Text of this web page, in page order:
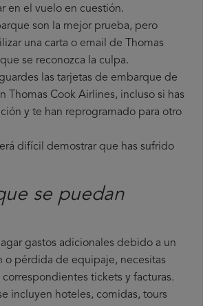
en el vuelo en cuestión.
son la mejor prueba, pero
una carta o email de Thomas
se reconozca la culpa.
las tarjetas de embarque de
Thomas Cook Airlines, incluso si has
y te han reprogramado para otro
difícil demostrar que has sufrido
se puedan
gastos adicionales debido a un
o pérdida de equipaje, necesitas
tickets y facturas.
incluyen hoteles, comidas, tours